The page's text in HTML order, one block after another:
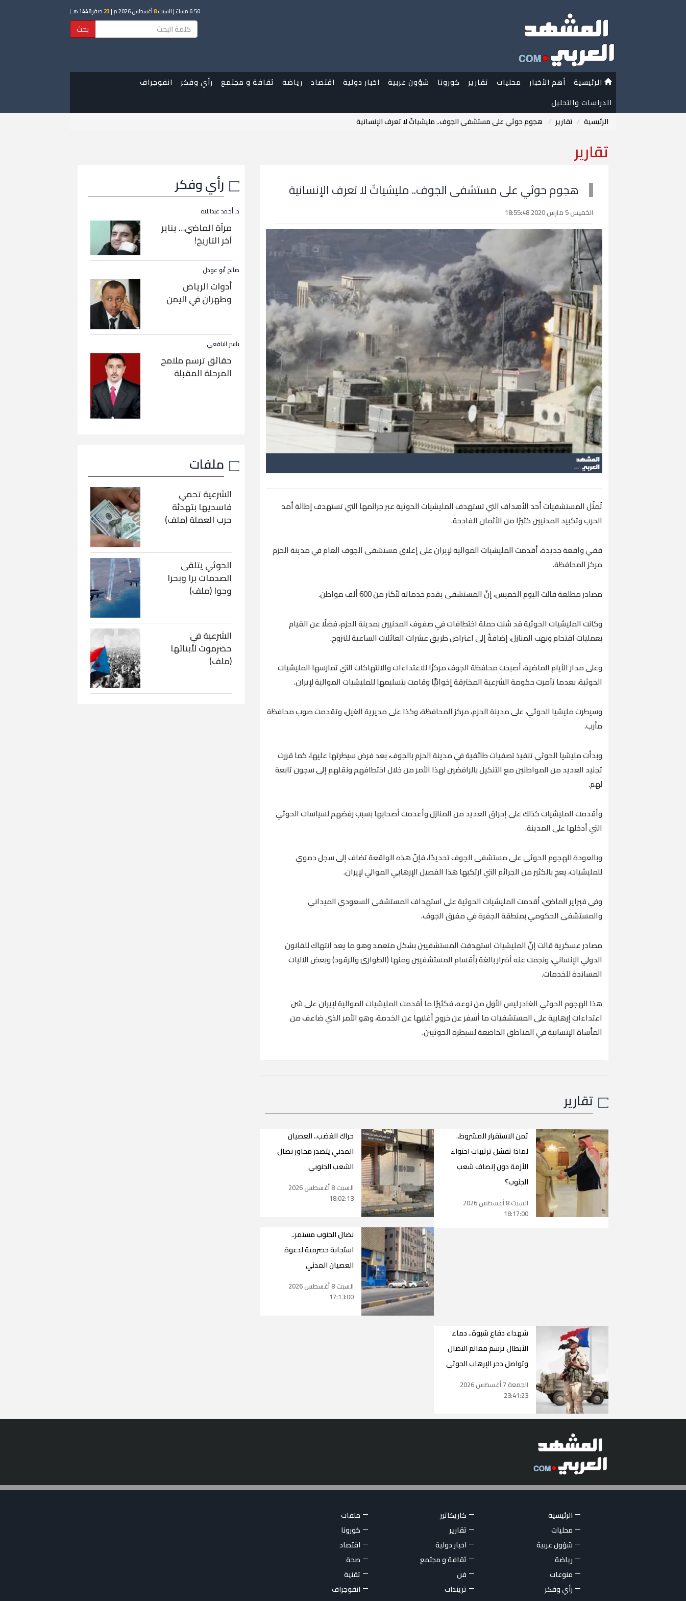
6:50 مساءً | السبت8أغسطس 2026 م | 23 صفر 1448 هـ |
بحث
الرئيسية أهم الأخبار محليات تقارير كورونا شؤون عربية اخبار دولية اقتصاد رياضة ثقافة و مجتمع رأي وفكر
انفوجراف
الدراسات والتحليل
الرئيسية
تقارير هجوم حوثي على مستشفى الجوف.. مليشياتٌ لا تعرف الإنسانية
تقارير
هجوم حوثي على مستشفى الجوف.. مليشياتٌ لا تعرف الإنسانية
الخميس 5 مارس 2020 18:55:48
تُمثّل المستشفيات أحد الأهداف التي تستهدف المليشيات الحوثية عبر جرائمها التي تستهدف إطالة أمد
الحرب وتكبيد المدنيين كثيرًا من الأثمان الفادحة.
ففي واقعة جديدة، أقدمت المليشيات الموالية لإيران على إغلاق مستشفى الجوف العام في مدينة الحزم
مركز المحافظة.
مصادر مطلعة قالت اليوم الخميس، إنّ المستشفى يقدم خدماته لأكثر من 600 ألف مواطن.
وكانت المليشيات الحوثية قد شنت حملة اختطافات في صفوف المدنيين بمدينة الحزم، فضلًا عن القيام
بعمليات اقتحام ونهب المنازل، إضافةً إلى اعتراض طريق عشرات العائلات الساعية للنزوح.
وعلى مدار الأيام الماضية، أصبحت محافظة الجوف مركزًا للاعتداءات والانتهاكات التي تمارسها المليشيات
الحوثية، بعدما تآمرت حكومة الشرعية المخترقة إخوانيًّا وقامت بتسليمها للمليشيات الموالية لإيران.
وسيطرت مليشيا الحوثي، على مدينة الحزم، مركز المحافظة، وكذا على مديرية الغيل، وتقدمت صوب محافظة
مأرب.
وبدأت مليشيا الحوثي تنفيذ تصفيات طائفية في مدينة الحزم بالجوف، بعد فرض سيطرتها عليها، كما قررت
تجنيد العديد من المواطنين مع التنكيل بالرافضين لهذا الأمر من خلال اختطافهم ونقلهم إلى سجون تابعة
لهم.
وأقدمت المليشيات كذلك على إحراق العديد من المنازل وأعدمت أصحابها بسبب رفضهم لسياسات الحوثي
التي أدخلها على المدينة.
وبالعودة للهجوم الحوثي على مستشفى الجوف تحديدًا، فإنّ هذه الواقعة تضاف إلى سجل دموي
للمليشيات، يعج بالكثير من الجرائم التي ارتكبها هذا الفصيل الإرهابي الموالي لإيران.
وفي فبراير الماضي، أقدمت المليشيات الحوثية على استهداف المستشفى السعودي الميداني
والمستشفى الحكومي بمنطقة الجفرة في مفرق الجوف.
مصادر عسكرية قالت إنّ المليشيات استهدفت المستشفيين بشكل متعمد وهو ما يعد انتهاك للقانون
الدولي الإنساني، ونجمت عنه أضرار بالغة بأقسام المستشفيين ومنها (الطوارئ والرقود) وبعض الآليات
المساندة للخدمات.
هذا الهجوم الحوثي الغادر ليس الأول من نوعه، فكثيرًا ما أقدمت المليشيات الموالية لإيران على شن
اعتداءات إرهابية على المستشفيات ما أسفر عن خروج أغلبها عن الخدمة، وهو الأمر الذي ضاعف من
المأساة الإنسانية في المناطق الخاضعة لسيطرة الحوثيين.
تقارير
ثمن الاستقرار المشروط..
لماذا تفشل ترتيبات احتواء
الأزمة دون إنصاف شعب
الجنوب؟
السبت 8 أغسطس 2026
18:17:00
حراك الغضب.. العصيان
المدني يتصدر محاور نضال
الشعب الجنوبي
السبت 8 أغسطس 2026
18:02:13
نضال الجنوب مستمر..
استجابة حضرمية لدعوة
العصيان المدني
السبت 8 أغسطس 2026
17:13:00
شهداء دفاع شبوة.. دماء
الأبطال ترسم معالم النضال
وتواصل دحر الإرهاب الحوثي
الجمعة 7 أغسطس 2026
23:41:23
رأي وفكر
د. أحمد عبداللاه
مرآة الماضي… يناير
آخر التاريخ!
صالح أبو عوذل
أدوات الرياض
وطهران في اليمن
ياسر اليافعي
حقائق ترسم ملامح
المرحلة المقبلة
ملفات
الشرعية تحمي
فاسديها بتهدئة
حرب العملة (ملف)
الحوثي يتلقى
الصدمات برا وبحرا
وجوا (ملف)
الشرعية في
حضرموت لأبنائها
(ملف)
الرئيسية كاريكاتير
ملفات
محليات
تقارير
كورونا
شؤون عربية
اخبار دولية
اقتصاد
رياضة
ثقافة و مجتمع
صحة
منوعات
فن
تقنية
رأي وفكر
تريندات
انفوجراف